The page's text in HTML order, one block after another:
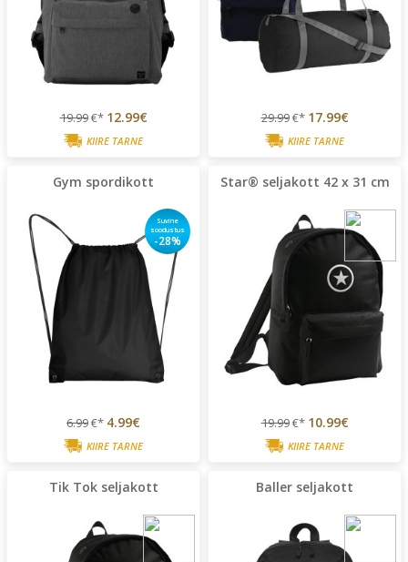
19.99€* 12.99€
KIIRE TARNE
29.99€* 17.99€
KIIRE TARNE
Gym spordikott
Suvine
soodustus
-28%
6.99€* 4.99€
KIIRE TARNE
Star® seljakott 42 x 31 cm
19.99€* 10.99€
KIIRE TARNE
Tik Tok seljakott Baller seljakott